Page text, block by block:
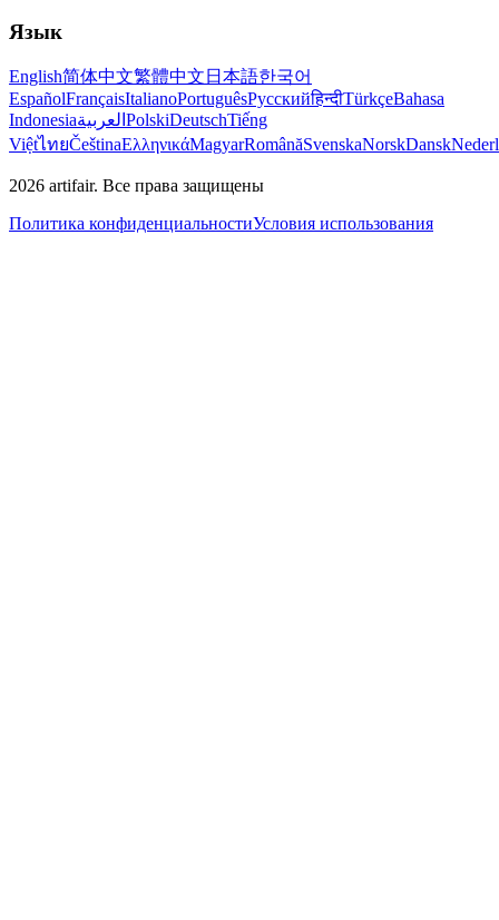
Язык
English简体中文繁體中文 日本語한국어
EspañolFrançaisItalianoPortuguêsРусскийहिन्दीTürkçeBahasa
Indonesiaالعربية PolskiDeutschTiếng
ViệtไทยČeštinaΕλληνικάMagyarRomânăSvenskaNorskDansk
2026 artifair. Все права защищены
Политика конфиденциальностиУсловия использования